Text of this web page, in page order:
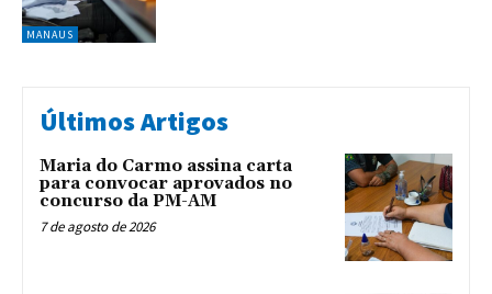
MANAUS
Últimos Artigos
Maria do Carmo assina carta
para convocar aprovados no
concurso da PM-AM
7 de agosto de 2026